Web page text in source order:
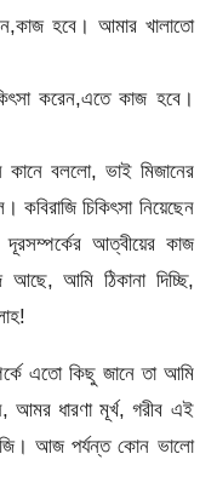
হবে। আমার খালাতো
করেন,এতে কাজ হবে।
বললো, ভাই মিজানের
কবিরাজি চিকিৎসা নিয়েছেন
আত্বীয়ের কাজ
আমি ঠিকানা দিচ্ছি,
এতো কিছু জানে তা আমি
আমর ধারণা মূর্খ, গরীব এই
আজ পর্যন্ত কোন ভালো